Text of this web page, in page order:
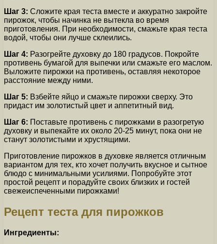
Шаг 3: Сложите края теста вместе и аккуратно закройте
пирожок, чтобы начинка не вытекла во время
приготовления. При необходимости, смажьте края теста
водой, чтобы они лучше склеились.
Шаг 4: Разогрейте духовку до 180 градусов. Покройте
противень бумагой для выпечки или смажьте его маслом.
Выложите пирожки на противень, оставляя некоторое
расстояние между ними.
Шаг 5: Взбейте яйцо и смажьте пирожки сверху. Это
придаст им золотистый цвет и аппетитный вид.
Шаг 6: Поставьте противень с пирожками в разогретую
духовку и выпекайте их около 20-25 минут, пока они не
станут золотистыми и хрустящими.
Приготовление пирожков в духовке является отличным
вариантом для тех, кто хочет получить вкусное и сытное
блюдо с минимальными усилиями. Попробуйте этот
простой рецепт и порадуйте своих близких и гостей
свежеиспеченными пирожками!
Рецепт теста для пирожков
Ингредиенты: